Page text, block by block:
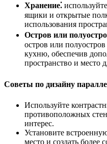
Хранение⁚
ящики и открытые
использования
Остров или
остров или
кухню, обеспечив
пространство и место
Советы по дизайну
Используйте
противоположных
интерес.
Установите
место и создать более